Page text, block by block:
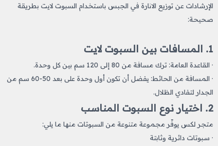
الإرشادات عن توزيع الانارة في الجبس باستخدام السبوت لايت بطريقة
صحيحة:
1. المسافات بين السبوت لايت
· القاعدة العامة: ترك مسافة من 80 إلى 120 سم بين كل وحدة.
· المسافة من الحائط: يفضل أن تكون أول وحدة على بعد 50-60 سم من
الجدار لتفادي الظلال.
2. اختيار نوع السبوت المناسب
متجر لكس يوفّر مجموعة متنوعة من السبوتات منها ما يلي:
· سبوتات دائرية وثابتة